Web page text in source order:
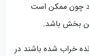
چون ممکن است
بخش باشد.
خراب شده باشند در